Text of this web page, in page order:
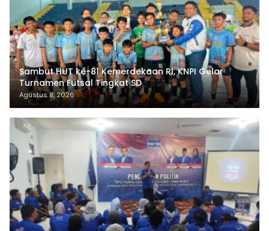
Sambut HUT ke-81 Kemerdekaan RI, KNPI Gelar
Turnamen Futsal Tingkat SD
Agustus 8, 2026